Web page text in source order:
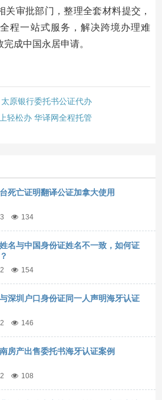
关审批部门，整理全套材料提交，
程一站式服务，解决跨境办理难
成中国永居申请。
原银行委托书公证代办
轻松办 华译网全程托管
死亡证明翻译公证加拿大使用
134
名与中国身份证姓名不一致，如何证
154
深圳户口身份证同一人声明海牙认证
146
房产出售委托书海牙认证案例
108